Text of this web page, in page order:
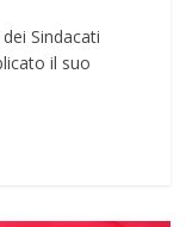
Sindacati
il suo